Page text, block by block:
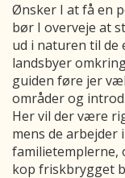
Ønsker I at få en
bør I overveje at
ud i naturen til de
landsbyer
guiden føre jer
områder og
Her vil der være
mens de
familietemplerne,
kop friskbrygget